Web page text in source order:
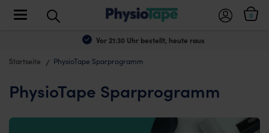
Vor 21:30 Uhr bestellt, heute raus
0
Toggle navigation
Startseite PhysioTape Sparprogramm
PhysioTape Sparprogramm